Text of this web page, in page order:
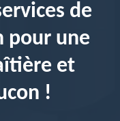
de
pour une
et
!